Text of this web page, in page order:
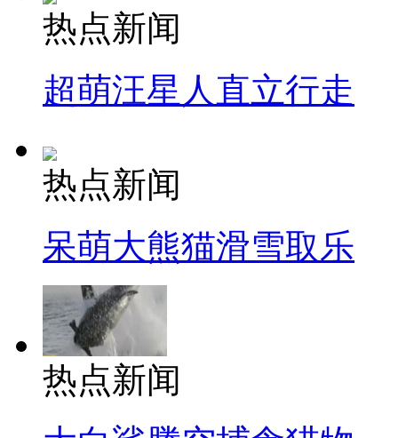
热点新闻
超萌汪星人直立行走
热点新闻
呆萌大熊猫滑雪取乐
热点新闻